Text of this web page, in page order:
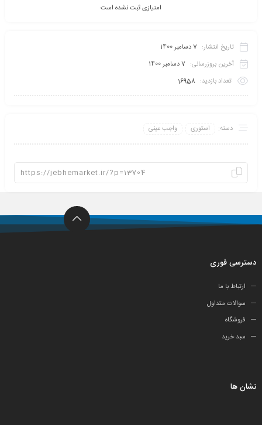
امتیازی ثبت نشده است
تاریخ انتشار: 7 دسامبر 1400
آخرین بروزرسانی: 7 دسامبر 1400
تعداد بازدید: 16958
دسته: استوری واجب عینی
دسترسی فوری
ارتباط با ما
سوالات متداول
فروشگاه
سبد خرید
نشان ها